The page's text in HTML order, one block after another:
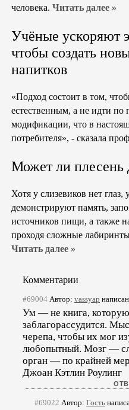
человека. Читать далее »
Учёные ускоряют
чтобы создать
напитков
«Подход состоит в том,
естественным, а не идти по
модификации, что в
потребителя», - сказала
Может ли плесень
Хотя у слизевиков нет
демонстрируют память,
источников пищи, а также
проходя сложные
Читать далее »
Комментарии
#69004 Автор: vassyap
Ум — не книга,
заблагорассудится.
черепа, чтобы их мог
любопытный. Мозг —
орган — по крайней
Джоан Кэтлин Роулинг
#69022 Автор: Гость